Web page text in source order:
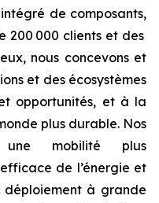
de composants,
200 000 clients et des
nous concevons et
et des écosystèmes
opportunités, et à la
plus durable. Nos
une mobilité plus
de l’énergie et
à grande